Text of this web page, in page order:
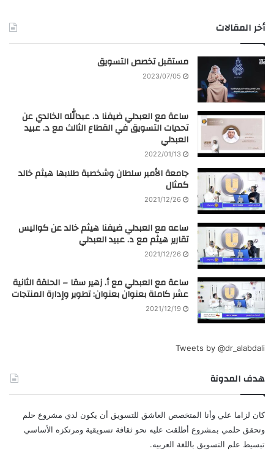
أخر المقالات
مستقبل تخصص التسويق
2023/07/05
ساعة مع العبدلي ضيفنا د. عبدالله الخالدي عن
تحديات التسويق في القطاع الثالث مع د. عبيد
العبدلي
2022/01/13
جامعة الأمير سلطان وشخصية طلابها هيثم خالد
كمثال
2021/12/26
ساعه مع العبدلي ضيفنا هيثم خالد عن كواليس
تقارير هيثم مع د. عبيد العبدلي
2021/12/26
ساعة مع العبدلي مع أ. زهير سقا – الحلقة الثانية
عشر كاملة بعنوان بعنوان: تطوير وإدارة المنتجات
2021/12/19
Tweets by @dr_alabdali
هدف المدونة
كان لزاما علي وأنا المتخصص العاشق للتسويق أن يكون لدي مشروع حلم
وتحقق حلمي بمشروع أطلقت عليه نحو ثقافة تسويقية ومرتكزه الأساسي
تبسيط علم التسويق باللغة العربيه.